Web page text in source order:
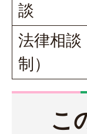
談
法律相談
制）
こ